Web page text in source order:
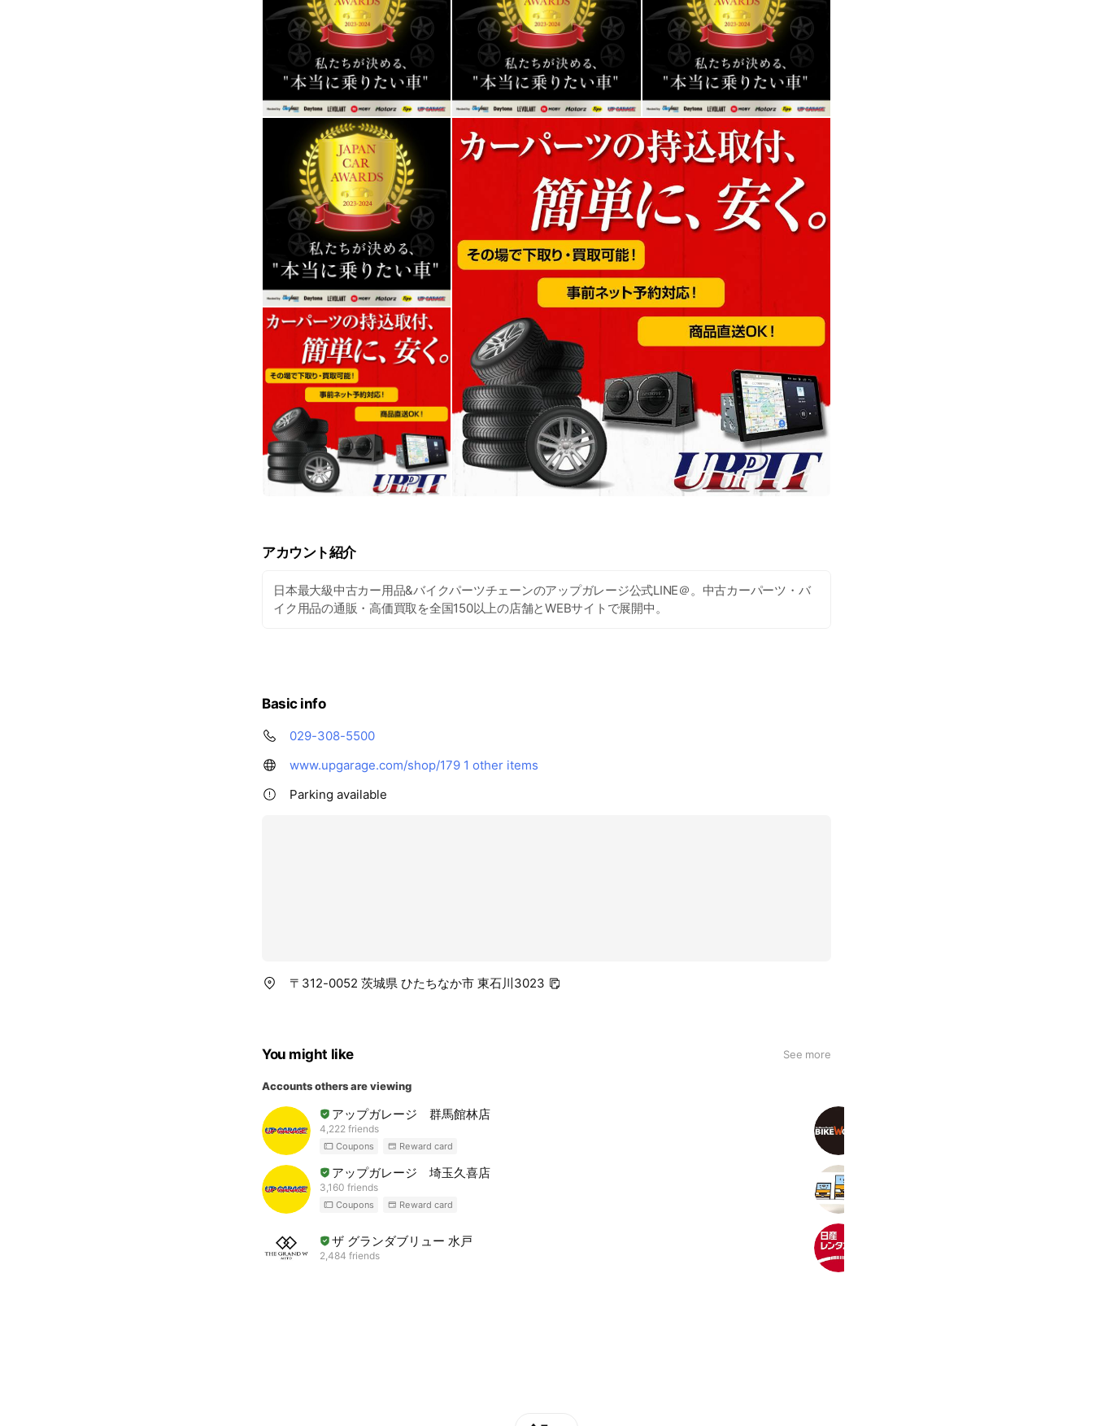
アカウント紹介
日本最大級中古カー用品&バイクパーツチェーンのアップガレージ公式LINE＠。中古カーパーツ・バ
イク用品の通販・高価買取を全国150以上の店舗とWEBサイトで展開中。
Basic info
029-308-5500
www.upgarage.com/shop/179 1 other items
Parking available
〒312-0052 茨城県 ひたちなか市 東石川3023
You might like See more
Accounts others are viewing
アップガレージ 群馬館林店
4,222 friends
Coupons Reward card
アップガレージ 埼玉久喜店
3,160 friends
Coupons Reward card
ザ グランダブリュー 水戸
2,484 friends